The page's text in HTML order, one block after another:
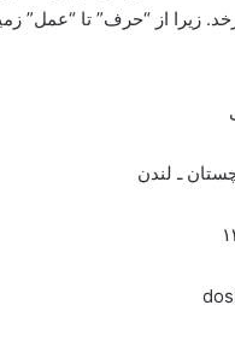
زیرا از “حرف” تا “عمل”
ـ لندن